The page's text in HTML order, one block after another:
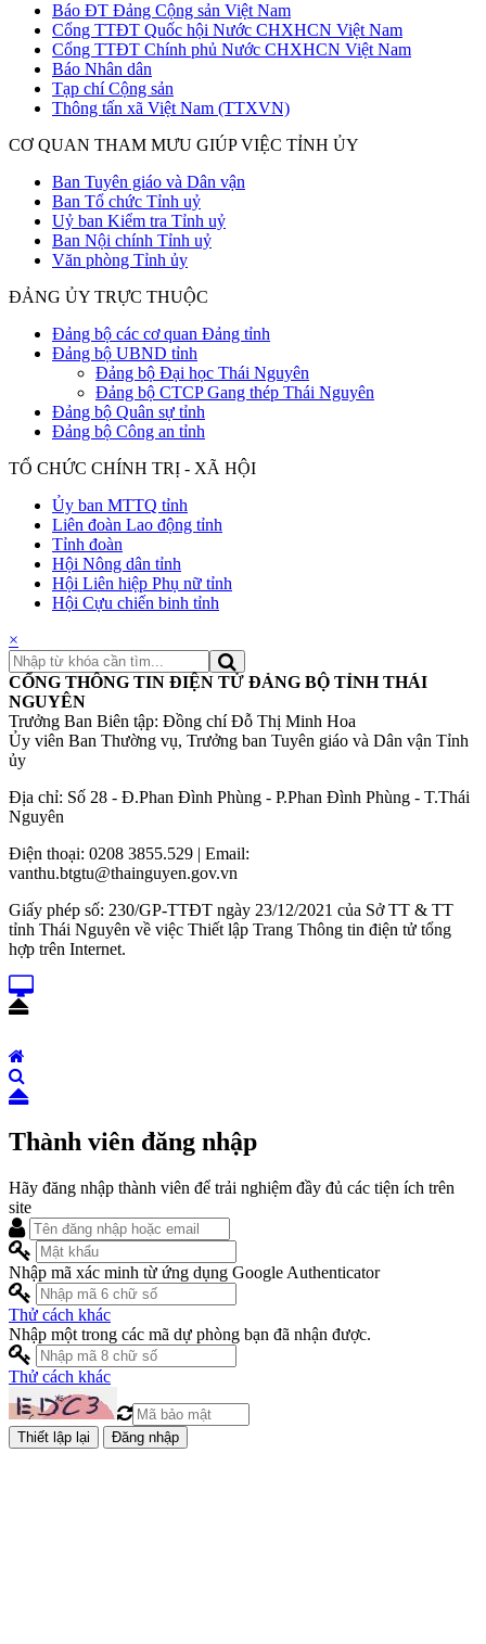
Báo ĐT Đảng Cộng sản Việt Nam
Cổng TTĐT Quốc hội Nước CHXHCN Việt Nam
Cổng TTĐT Chính phủ Nước CHXHCN Việt Nam
Báo Nhân dân
Tạp chí Cộng sản
Thông tấn xã Việt Nam (TTXVN)
CƠ QUAN THAM MƯU GIÚP VIỆC TỈNH ỦY
Ban Tuyên giáo và Dân vận
Ban Tổ chức Tỉnh uỷ
Uỷ ban Kiểm tra Tỉnh uỷ
Ban Nội chính Tỉnh uỷ
Văn phòng Tỉnh ủy
ĐẢNG ỦY TRỰC THUỘC
Đảng bộ các cơ quan Đảng tỉnh
Đảng bộ UBND tỉnh
Đảng bộ Đại học Thái Nguyên
Đảng bộ CTCP Gang thép Thái Nguyên
Đảng bộ Quân sự tỉnh
Đảng bộ Công an tỉnh
TỔ CHỨC CHÍNH TRỊ - XÃ HỘI
Ủy ban MTTQ tỉnh
Liên đoàn Lao động tỉnh
Tỉnh đoàn
Hội Nông dân tỉnh
Hội Liên hiệp Phụ nữ tỉnh
Hội Cựu chiến binh tỉnh
×
CỔNG THÔNG TIN ĐIỆN TỬ ĐẢNG BỘ TỈNH THÁI
NGUYÊN
Trưởng Ban Biên tập: Đồng chí Đỗ Thị Minh Hoa
Ủy viên Ban Thường vụ, Trưởng ban Tuyên giáo và Dân vận Tỉnh
ủy
Địa chỉ: Số 28 - Đ.Phan Đình Phùng - P.Phan Đình Phùng - T.Thái
Nguyên
Điện thoại: 0208 3855.529 | Email:
vanthu.btgtu@thainguyen.gov.vn
Giấy phép số: 230/GP-TTĐT ngày 23/12/2021 của Sở TT & TT
tỉnh Thái Nguyên về việc Thiết lập Trang Thông tin điện tử tổng
hợp trên Internet.
Thành viên đăng nhập
Hãy đăng nhập thành viên để trải nghiệm đầy đủ các tiện ích trên
site
Nhập mã xác minh từ ứng dụng Google Authenticator
Thử cách khác
Nhập một trong các mã dự phòng bạn đã nhận được.
Thử cách khác
Đăng nhập